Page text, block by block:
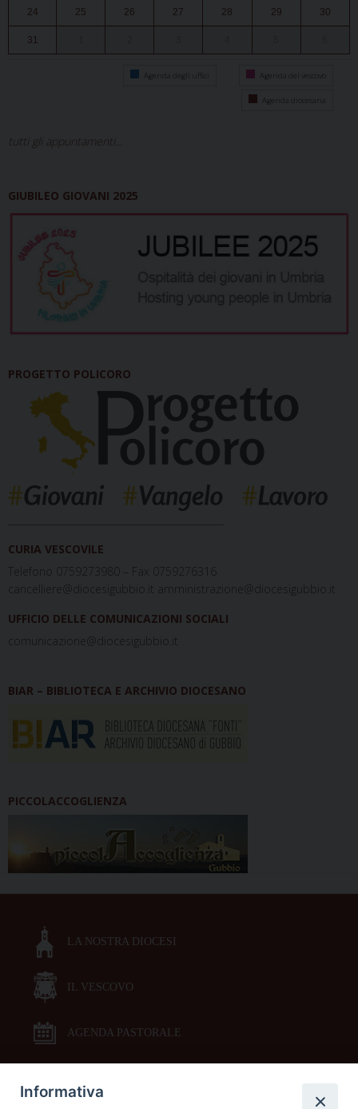
24 25 26 27 28 29 30
31
Agenda degli uffici Agenda del vescovo
Agenda diocesana
tutti gli appuntamenti...
GIUBILEO GIOVANI 2025
PROGETTO POLICORO
CURIA VESCOVILE
Telefono 0759273980 – Fax 0759276316
cancelliere@diocesigubbio.it amministrazione@diocesigubbio.it
UFFICIO DELLE COMUNICAZIONI SOCIALI
comunicazione@diocesigubbio.it
BIAR – BIBLIOTECA E ARCHIVIO DIOCESANO
PICCOLACCOGLIENZA
LA NOSTRA DIOCESI
IL VESCOVO
AGENDA PASTORALE
DOCUMENTI PASTORALI
Informativa